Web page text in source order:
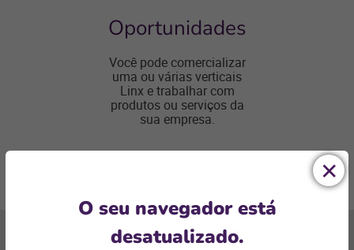
Oportunidades
Você pode comercializar
uma ou várias verticais
Linx e trabalhar com
produtos ou serviços da
sua empresa.
Próxima
O seu navegador está
desatualizado.